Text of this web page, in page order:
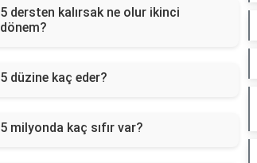
5 dersten kalırsak ne olur ikinci
dönem?
5 düzine kaç eder?
5 milyonda kaç sıfır var?